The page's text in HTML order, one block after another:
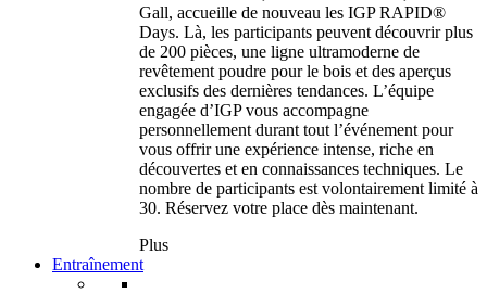
Gall, accueille de nouveau les IGP RAPID®
Days. Là, les participants peuvent découvrir plus
de 200 pièces, une ligne ultramoderne de
revêtement poudre pour le bois et des aperçus
exclusifs des dernières tendances. L’équipe
engagée d’IGP vous accompagne
personnellement durant tout l’événement pour
vous offrir une expérience intense, riche en
découvertes et en connaissances techniques. Le
nombre de participants est volontairement limité à
30. Réservez votre place dès maintenant.
Plus
Entraînement